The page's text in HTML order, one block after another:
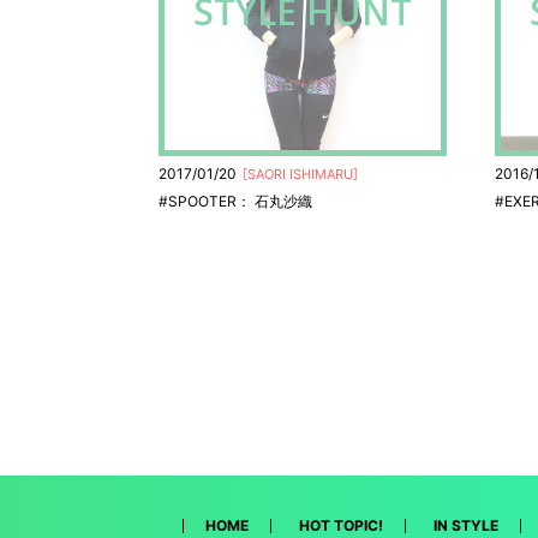
STYLE HUNT
2017/01/20 [SAORI ISHIMARU]
#SPOOTER： 石丸沙織
2016/
HOME HOT TOPIC! IN STYLE